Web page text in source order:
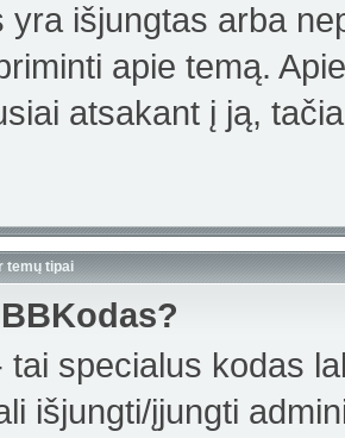
yra išjungtas arba
apie temą.
atsakant į ją,
temų tipai
tai specialus kodas
išjungti/įjungti